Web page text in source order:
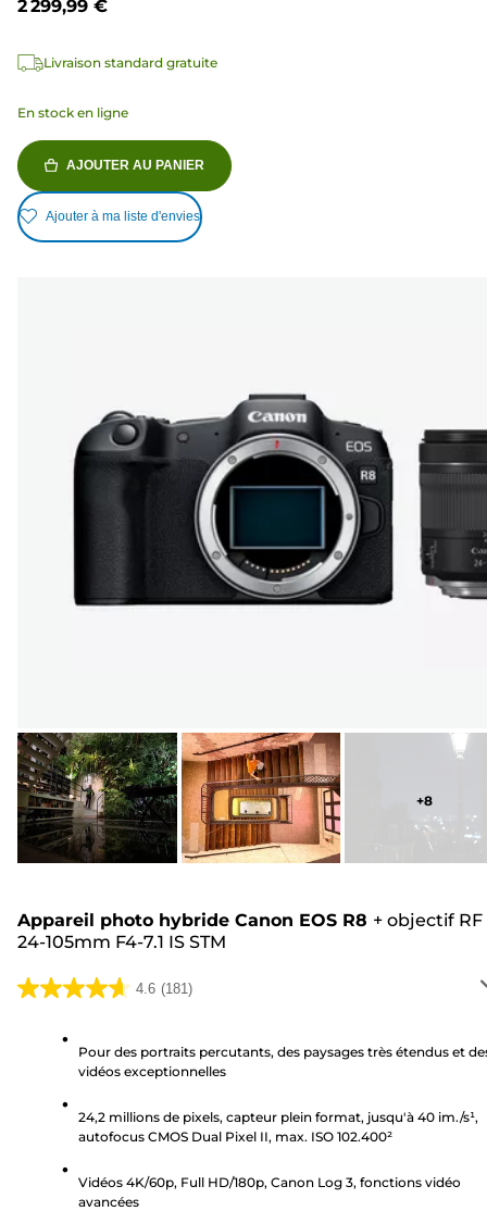
2 299,99 €
Livraison standard gratuite
En stock en ligne
AJOUTER AU PANIER
Ajouter à ma liste d'envies
+8
Appareil photo hybride Canon EOS R8 + objectif RF
24-105mm F4-7.1 IS STM
4.6 (181)
4.6
étoiles.
Pour des portraits percutants, des paysages très étendus et
vidéos exceptionnelles
24,2 millions de pixels, capteur plein format, jusqu'à 40 im./s¹,
autofocus CMOS Dual Pixel II, max. ISO 102.400²
Vidéos 4K/60p, Full HD/180p, Canon Log 3, fonctions vidéo
avancées